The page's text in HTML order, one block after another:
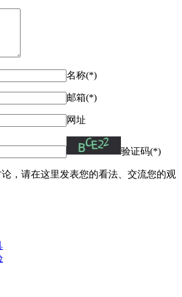
名称(*)
邮箱(*)
网址
验证码(*)
，请在这里发表您的看法、交流您的观